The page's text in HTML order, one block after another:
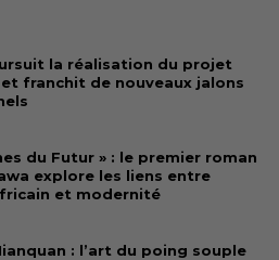
la réalisation du projet
franchit de nouveaux jalons
du Futur » : le premier roman
explore les liens entre
et modernité
: l’art du poing souple